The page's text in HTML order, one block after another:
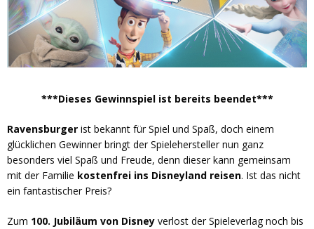
***Dieses Gewinnspiel ist bereits beendet***
Ravensburger ist bekannt für Spiel und Spaß, doch einem
glücklichen Gewinner bringt der Spielehersteller nun ganz
besonders viel Spaß und Freude, denn dieser kann gemeinsam
mit der Familie kostenfrei ins Disneyland reisen. Ist das nicht
ein fantastischer Preis?
Zum 100. Jubiläum von Disney verlost der Spieleverlag noch bis